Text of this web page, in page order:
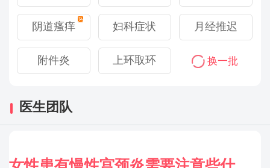
宫颈息肉
宫颈肥大
子宫出血
子宫内膜异位
阴道紧缩
阴道瘙痒
附件炎
妇科症状
上环取环
月经推迟
宫颈息肉
宫颈肥大
子宫出血
子宫内膜异位
阴道紧缩 阴道瘙痒
附件炎
妇科症状
上环取环
月经推迟
换一批
医生团队